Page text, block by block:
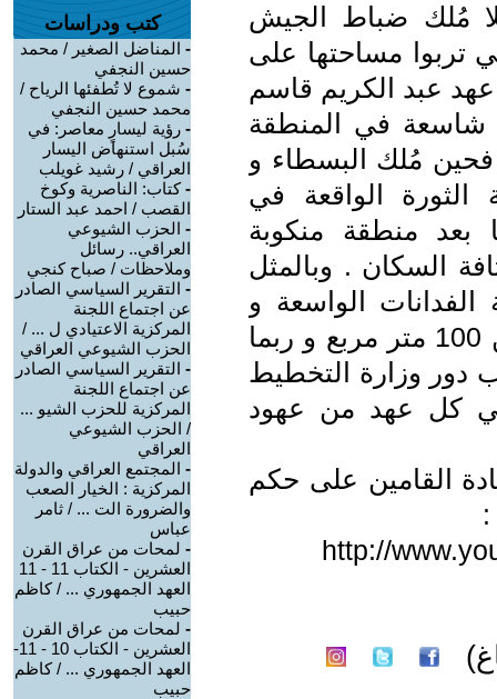
مُلك ضباط الجيش
تربوا مساحتها على
عبد الكريم قاسم
في المنطقة
فحين مُلك البسطاء و
الثورة الواقعة في
منطقة منكوبة
السكان . وبالمثل
الواسعة و
عامة الشعب منا مساحات لا تزيد عن 100 متر مربع و ربما
دور وزارة التخطيط
في كل عهد من عهود
القامين على حكم
:
http://
كتب ودراسات
- المناضل الصغير / محمد
حسين النجفي
- شموع لا تُطفئها الرياح /
محمد حسين النجفي
- رؤية ليسارٍ معاصر: في
سُبل استنهاض اليسار
العراقي / رشيد غويلب
-كتاب: الناصرية وكوخ
القصب / احمد عبد الستار
- الحزب الشيوعي
العراقي.. رسائل
وملاحظات / صباح كنجي
- التقرير السياسي الصادر
عن اجتماع اللجنة
المركزية الاعتيادي ل ... /
الحزب الشيوعي العراقي
- التقرير السياسي الصادر
عن اجتماع اللجنة
المركزية للحزب الشيو ...
/ الحزب الشيوعي
العراقي
- المجتمع العراقي والدولة
المركزية : الخيار الصعب
والضرورة الت ... / ثامر
عباس
- لمحات من عراق القرن
العشرين - الكتاب 11 - 11
العهد الجمهوري ... / كاظم
حبيب
- لمحات من عراق القرن
العشرين - الكتاب 10 - 11-
العهد الجمهوري ... / كاظم
حبيب